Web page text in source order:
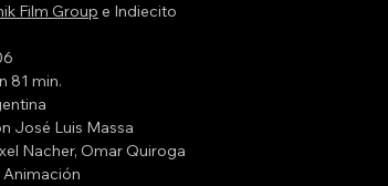
Film Group e Indiecito
81 min.
José Luis Massa
Nacher, Omar Quiroga